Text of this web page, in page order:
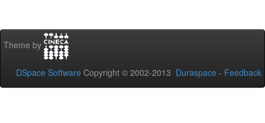
Theme by
DSpace Software Copyright © 2002-2013 Duraspace - Feedback